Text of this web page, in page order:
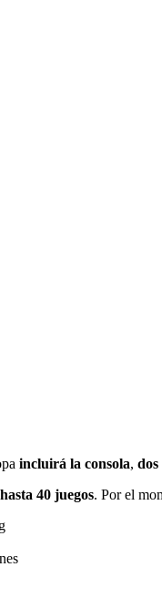
incluirá la consola, dos
40 juegos. Por el